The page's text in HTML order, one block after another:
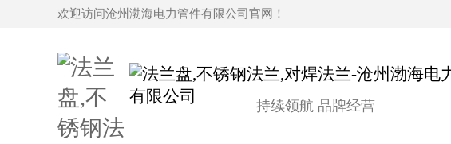
欢迎访问沧州渤海电力管件有限公司官网！
—— 持续领航 品牌经营 ——